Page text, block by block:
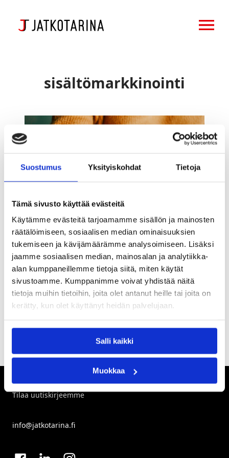
Suostumus Yksityiskohdat Tietoja
Tämä sivusto käyttää evästeitä
Käytämme evästeitä tarjoamamme sisällön ja mainosten
räätälöimiseen, sosiaalisen median ominaisuuksien
tukemiseen ja kävijämäärämme analysoimiseen. Lisäksi
jaamme sosiaalisen median, mainosalan ja analytiikka-
alan kumppaneillemme tietoja siitä, miten käytät
sivustoamme. Kumppanimme voivat yhdistää näitä
tietoja muihin tietoihin, joita olet antanut heille tai joita on
kerätty, kun olet käyttänyt heidän palvelujaan.
Salli kaikki
Muokkaa
sisältömarkkinointi
Mistä
tietää,
milloin
sisältömarkkinointia?
Mistä tietää, milloin tarvitaan
sisältömarkkinointia?
Sisältömarkkinointi on oikein toteutettuna
ylivoimainen myynnin kasvattamisen työkalu. On
kuitenkin tunnistettava, milloin perinteinen
Tilaa uutiskirjeemme
info@jatkotarina.fi
Facebook Linkedin